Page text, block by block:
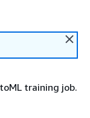
training job.